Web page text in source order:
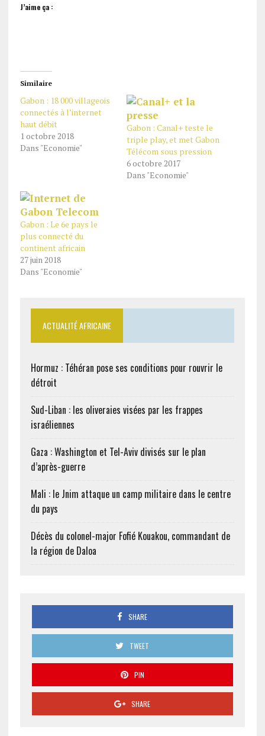
J’aime ça :
Similaire
Gabon : 18 000 villageois
connectés à l’internet
haut débit
1 octobre 2018
Dans "Economie"
Gabon : Canal+ teste le
triple play, et met Gabon
Télécom sous pression
6 octobre 2017
Dans "Economie"
Gabon : Le 6e pays le
plus connecté du
continent africain
27 juin 2018
Dans "Economie"
ACTUALITÉ AFRICAINE
Hormuz : Téhéran pose ses conditions pour rouvrir le
détroit
Sud-Liban : les oliveraies visées par les frappes
israéliennes
Gaza : Washington et Tel-Aviv divisés sur le plan
d’après-guerre
Mali : le Jnim attaque un camp militaire dans le centre
du pays
Décès du colonel-major Fofié Kouakou, commandant de
la région de Daloa
SHARE
TWEET
PIN
SHARE